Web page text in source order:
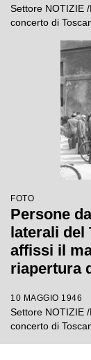
Settore NOTIZIE
concerto di
FOTO
Persone
laterali del
affissi il
riapertura
10 MAGGIO 1946
Settore NOTIZIE
concerto di